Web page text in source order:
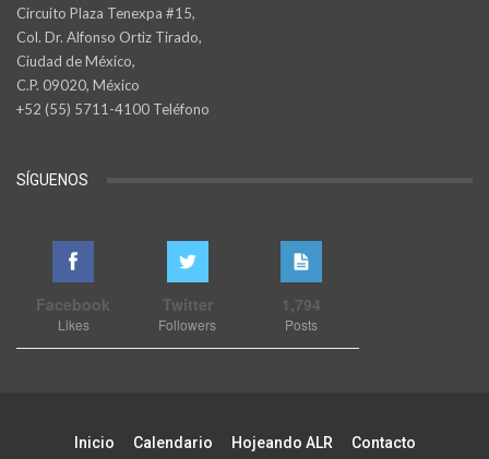
Circuito Plaza Tenexpa #15,
Col. Dr. Alfonso Ortiz Tirado,
Ciudad de México,
C.P. 09020, México
+52 (55) 5711-4100 Teléfono
SÍGUENOS
Facebook
Likes
Twitter
Followers
1,794
Posts
Inicio Calendario Hojeando ALR Contacto